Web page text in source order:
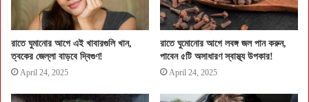
রাতে ঘুমানোর আগে এই খাবারগুলি খান,
ত্বকের জেল্লা বাড়বে দ্বিগুণ!
April 24, 2025
রাতে ঘুমোনোর আগে লবঙ্গ জল পান করুন,
পাবেন ৫টি অসাধারণ স্বাস্থ্য উপকার!
April 24, 2025